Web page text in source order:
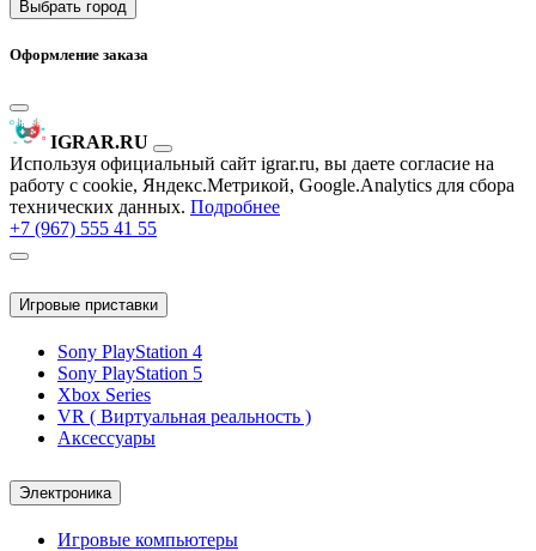
Выбрать город
Оформление заказа
IGRAR.RU
Используя официальный сайт igrar.ru, вы даете согласие на
работу с cookie, Яндекс.Метрикой, Google.Analytics для сбора
технических данных. Подробнее
+7 (967) 555 41 55
Игровые приставки
Sony PlayStation 4
Sony PlayStation 5
Xbox Series
VR ( Виртуальная реальность )
Аксессуары
Электроника
Игровые компьютеры